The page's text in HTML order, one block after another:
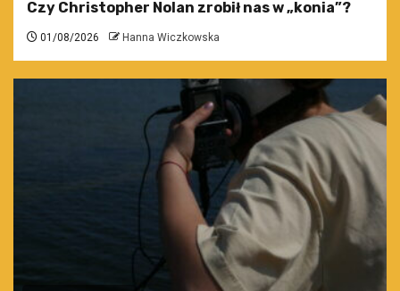
Czy Christopher Nolan zrobił nas w „konia”?
01/08/2026 Hanna Wiczkowska